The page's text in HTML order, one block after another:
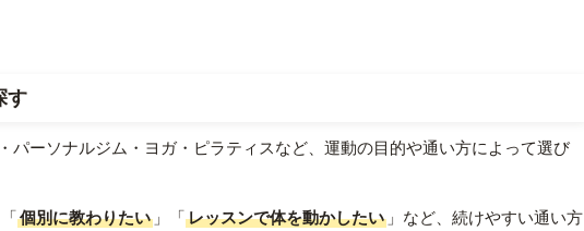
す
パーソナルジム・ヨガ・ピラティスなど、運動の目的や通い方によって選び
個別に教わりたい 」「レッスンで体を動かしたい 」など、続けやすい通い方